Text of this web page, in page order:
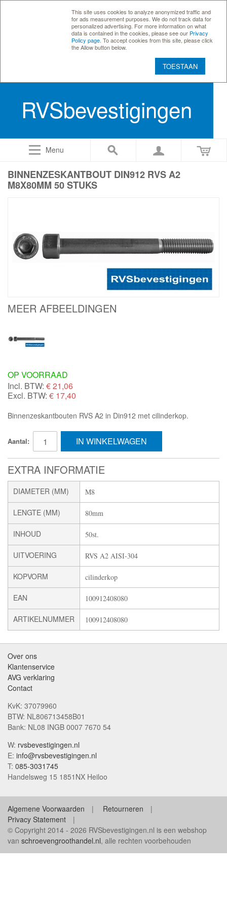
This site uses cookies to analyze anonymized traffic and
for ads measurement purposes. We do not track data for
personalized advertising. For more information on what
data is contained in the cookies, please see our Privacy
Policy page . To accept cookies from this site, please click
the Allow button below.
TOESTAAN
RVSbevestigingen
Menu
BINNENZESKANTBOUT DIN912 RVS A2
M8X80MM 50 STUKS
MEER AFBEELDINGEN
OP VOORRAAD
Incl. BTW: €21,06
Excl. BTW: € 17,40
Binnenzeskantbouten RVS A2 in Din912 met cilinderkop.
Aantal: IN WINKELWAGEN
EXTRA INFORMATIE
DIAMETER (MM) M8
LENGTE (MM) 80mm
INHOUD 50st.
UITVOERING RVS A2 AISI-304
KOPVORM cilinderkop
EAN 100912408080
ARTIKELNUMMER 100912408080
Over ons
Klantenservice
AVG verklaring
Contact
KvK: 37079960
BTW: NL806713458B01
Bank: NL08 INGB 0007 7670 54
W: rvsbevestigingen.nl
E: info@rvsbevestigingen.nl
T: 085-3031745
Handelsweg 15 1851NX Heiloo
Algemene Voorwaarden
Retourneren
Privacy Statement
© Copyright 2014 - 2026 RVSbevestigingen.nl is een webshop
van schroevengroothandel.nl, alle rechten voorbehouden